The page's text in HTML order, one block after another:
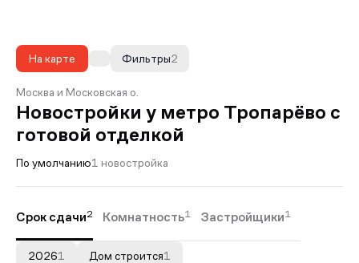
На карте 2
Фильтры
Москва и Московская о.
Новостройки у метро Тропарёво с
готовой отделкой
По умолчанию1 новостройка
Срок сдачи2 Комнатность1 Застройщики1
20261 Дом строится1